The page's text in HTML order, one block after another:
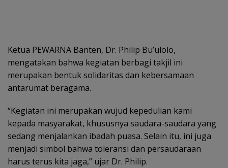
Ketua PEWARNA Banten, Dr. Philip Bu’ulolo,
mengatakan bahwa kegiatan berbagi takjil ini
merupakan bentuk solidaritas dan kebersamaan
antarumat beragama.
“Kegiatan ini merupakan wujud kepedulian kami
kepada masyarakat, khususnya saudara-saudara yang
sedang menjalankan ibadah puasa. Selain itu, ini juga
menjadi simbol bahwa toleransi dan persaudaraan
harus terus kita jaga,” ujar Dr. Philip.